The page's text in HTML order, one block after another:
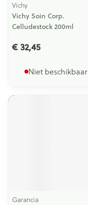
Vichy
Vichy Soin Corp.
Celludestock 200ml
€ 32,45
Niet beschikbaar
Garancia